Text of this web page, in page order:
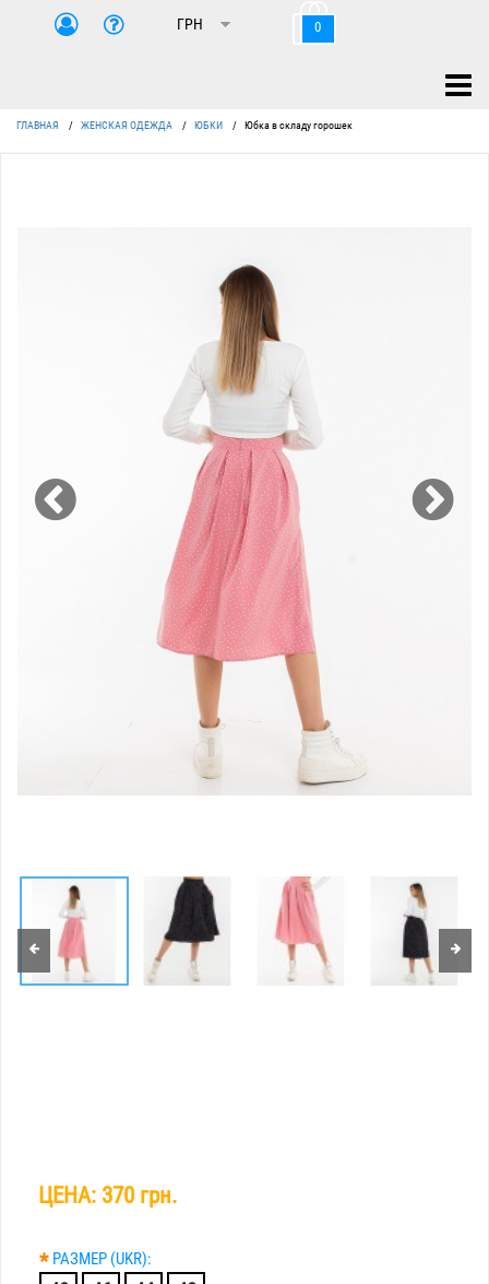
0
ГЛАВНАЯ / ЖЕНСКАЯ ОДЕЖДА / ЮБКИ / Юбка в складу горошек
ЦЕНА: 370 грн.
* РАЗМЕР (UKR):